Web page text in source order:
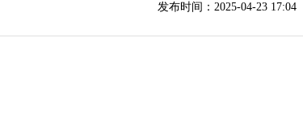
发布时间： 2025-04-23 17:04